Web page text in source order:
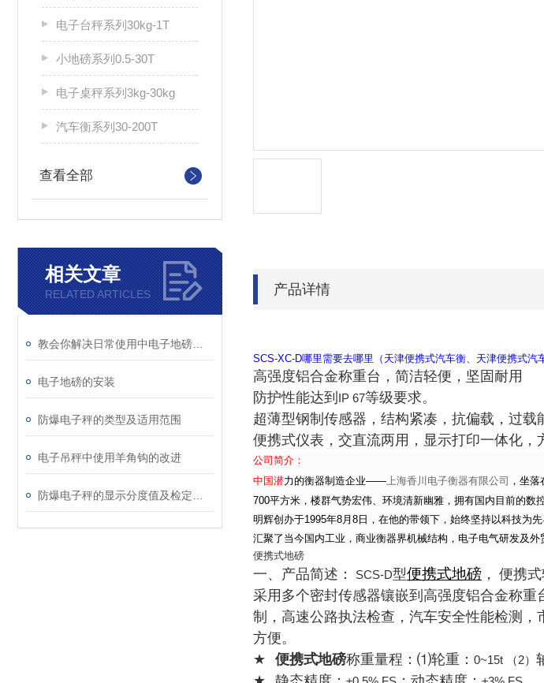
电子台秤系列30kg-1T
小地磅系列0.5-30T
电子桌秤系列3kg-30kg
汽车衡系列30-200T
查看全部
相关文章
RELATED ARTICLES
电子地磅的安装
防爆电子秤的类型及适用范围
电子吊秤中使用羊角钩的改进
产品详情
SCS-XC-D哪里需要去哪里（天津便携式汽车衡、天津便携式汽
高强度铝合金称重台，简洁轻便，坚固耐用
防护性能达到 IP 67等级要求。
超薄型钢制传感器，结构紧凑，抗偏载，过载
便携式仪表，交直流两用，显示打印一体化，
公司简介：
中国潜力的衡器制造企业―― 上海香川电子衡器有限公司 ，坐
700平方米，楼群气势宏伟、环境清新幽雅，拥有国内目前的数
明辉创办于1995年8月8日 ，在他的带领下，始终坚持以科技为
汇聚了当今国内工业，商业衡器界机械结构，电子电气研发及外
便携式地磅
一、产品简述： SCS-D型便携式地磅 ， 便携
采用多个密封传感器镶嵌到高强度铝合金称
制，高速公路执法检查，汽车安全性能检测
方便。
★
便携式地磅称重量程： ⑴轮重： 0~15t （2）